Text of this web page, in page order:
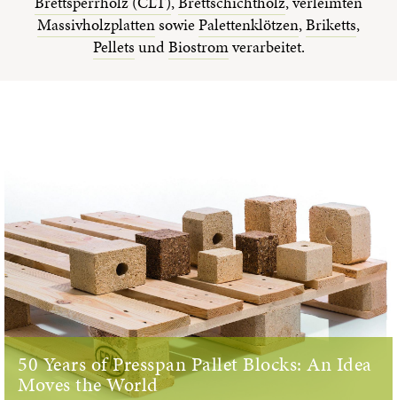
MassivholzplattensowiePalettenklötzen,Briketts,
PelletsundBiostromverarbeitet.
50 Years of Presspan Pallet Blocks: An Idea
Moves the World